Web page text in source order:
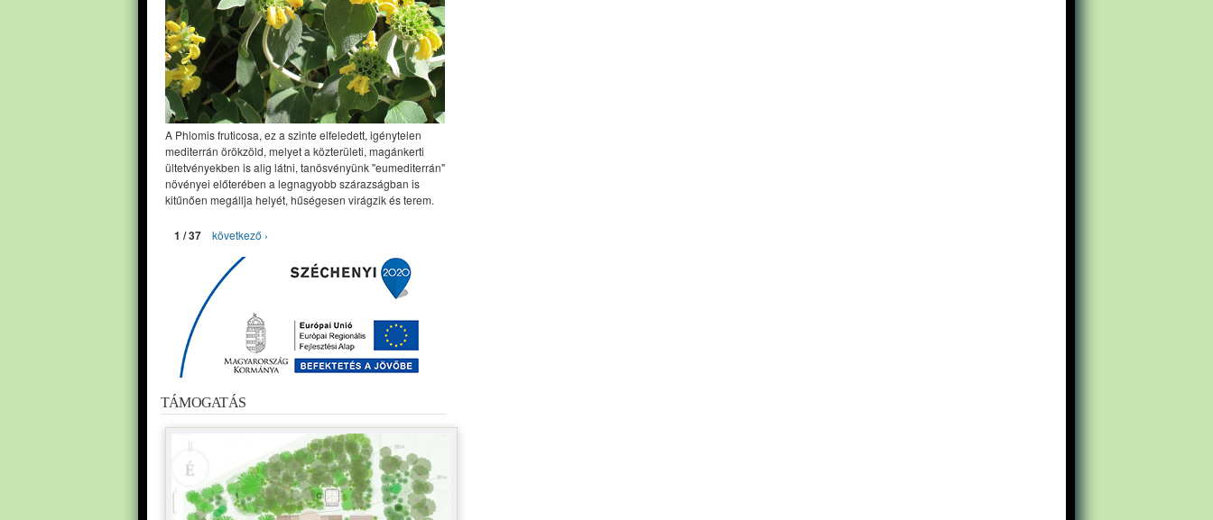
A Phlomis fruticosa, ez a szinte elfeledett, igénytelen
mediterrán örökzöld, melyet a közterületi, magánkerti
ültetvényekben is alig látni, tanösvényünk "eumediterrán"
növényei előterében a legnagyobb szárazságban is
kitűnően megállja helyét, hűségesen virágzik és terem.
1 / 37 következő ›
TÁMOGATÁS